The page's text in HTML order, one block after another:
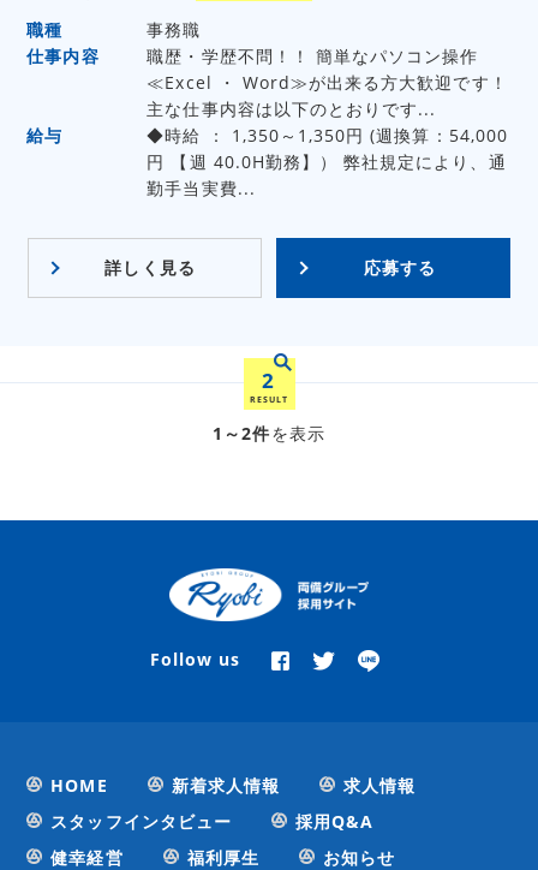
職種
事務職
仕事内容
職歴・学歴不問！！ 簡単なパソコン操作
≪Excel ・ Word≫が出来る方大歓迎です！
主な仕事内容は以下のとおりです...
給与
◆時給 ： 1,350～1,350円 (週換算：54,000
円 【週 40.0H勤務】） 弊社規定により、通
勤手当実費...
詳しく見る 応募する
2
RESULT
1～2件を表示
Follow us
HOME 新着求人情報
求人情報
スタッフインタビュー
採用Q&A
健幸経営
福利厚生 お知らせ